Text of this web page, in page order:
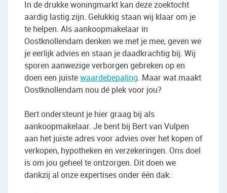
In de drukke woningmarkt kan deze zoektocht
aardig lastig zijn. Gelukkig staan wij klaar om je
te helpen. Als aankoopmakelaar in
Oostknollendam denken we met je mee, geven we
je eerlijk advies en staan je daadkrachtig bij. Wij
sporen aanwezige verborgen gebreken op en
doen een juistewaardebepaling. Maar wat maakt
Oostknollendam nou dé plek voor jou?
Bert ondersteunt je hier graag bij als
aankoopmakelaar. Je bent bij Bert van Vulpen
aan het juiste adres voor advies over het kopen of
verkopen, hypotheken en verzekeringen. Ons doel
is om jou geheel te ontzorgen. Dit doen we
dankzij al onze expertises onder één dak: